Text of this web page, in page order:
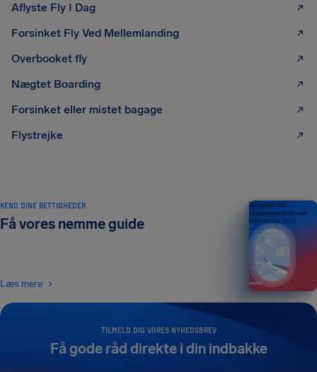
Aflyste Fly I Dag
Forsinket Fly Ved Mellemlanding
Overbooket fly
Nægtet Boarding
Forsinket eller mistet bagage
Flystrejke
TILMELD DIG VORES NYHEDSBREV
Få gode råd direkte i din indbakke
KEND DINE RETTIGHEDER
Få vores nemme guide
Læs mere
Din guide om
flypassagerrettigheder
UDGAVE FRA 2026